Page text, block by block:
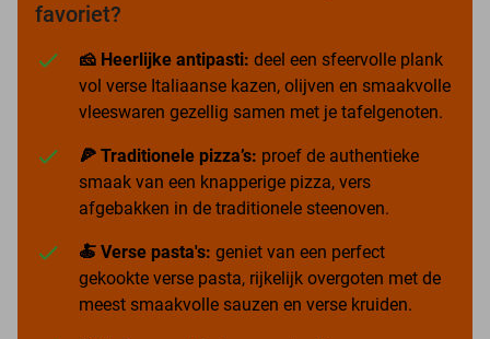
favoriet?
🧀 Heerlijke antipasti: deel een sfeervolle plank
vol verse Italiaanse kazen, olijven en smaakvolle
vleeswaren gezellig samen met je tafelgenoten.
🍕 Traditionele pizza’s: proef de authentieke
smaak van een knapperige pizza, vers
afgebakken in de traditionele steenoven.
🍝 Verse pasta's: geniet van een perfect
gekookte verse pasta, rijkelijk overgoten met de
meest smaakvolle sauzen en verse kruiden.